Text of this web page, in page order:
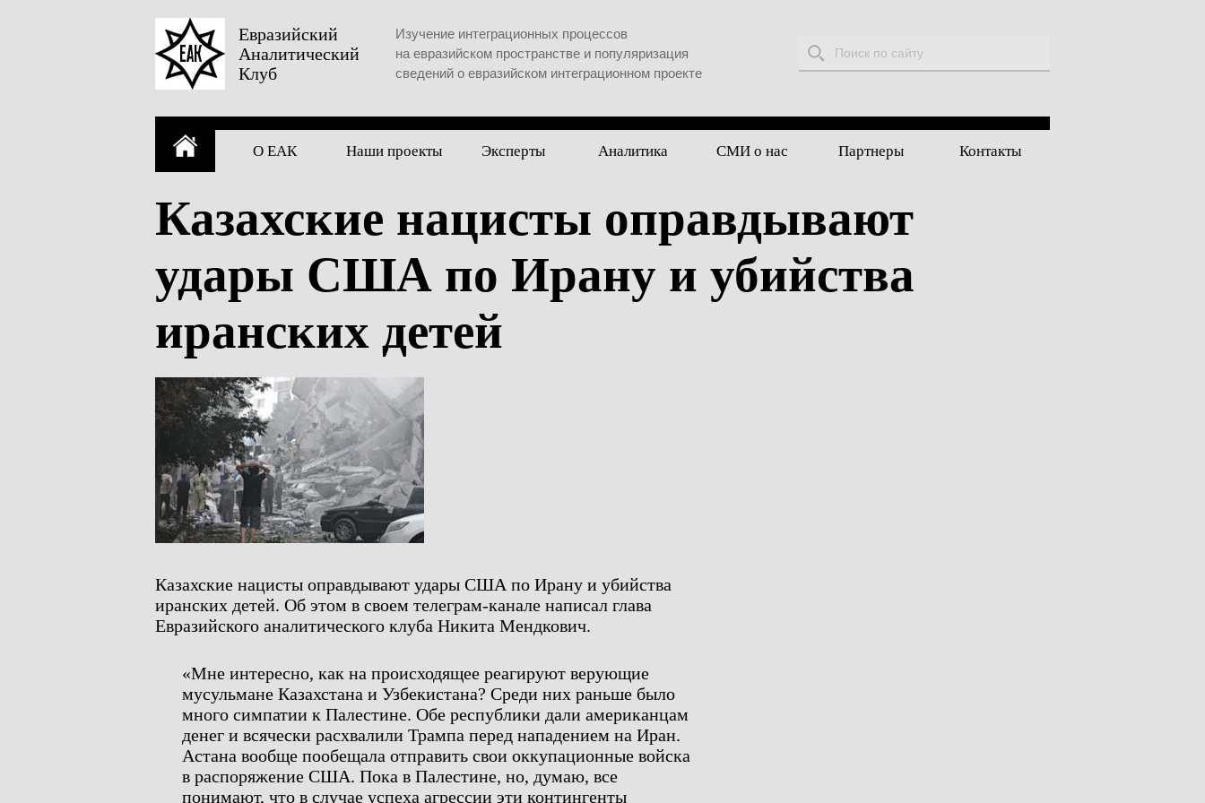
Евразийский
Аналитический
Клуб
Изучение интеграционных процессов
на евразийском пространстве и популяризация
сведений о евразийском интеграционном проекте
О ЕАК Наши проекты Эксперты Аналитика СМИ о нас Партнеры Контакты
Казахские нацисты оправдывают
удары США по Ирану и убийства
иранских детей
Казахские нацисты оправдывают удары США по Ирану и убийства
иранских детей. Об этом в своем телеграм-канале написал глава
Евразийского аналитического клуба Никита Мендкович.
«Мне интересно, как на происходящее реагируют верующие
мусульмане Казахстана и Узбекистана? Среди них раньше было
много симпатии к Палестине. Обе республики дали американцам
денег и всячески расхвалили Трампа перед нападением на Иран.
Астана вообще пообещала отправить свои оккупационные войска
в распоряжение США. Пока в Палестине, но, думаю, все
понимают, что в случае успеха агрессии эти контингенты